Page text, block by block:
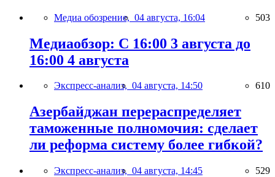
Медиа обозрение, 04 августа, 16:04 503
Медиаобзор: С 16:00 3 августа до
16:00 4 августа
Экспресс-анализ, 04 августа, 14:50 610
Азербайджан перераспределяет
таможенные полномочия: сделает
ли реформа систему более гибкой?
Экспресс-анализ, 04 августа, 14:45 529